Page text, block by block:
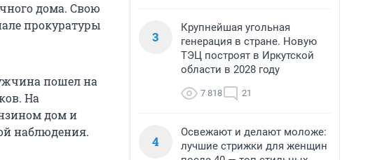
дома. Свою
прокуратуры
пошел на
На
дом и
наблюдения.
3
Крупнейшая угольная
генерация в стране. Новую
ТЭЦ построят в Иркутской
области в 2028 году
7 818 21
4
Освежают и делают моложе:
лучшие стрижки для женщин